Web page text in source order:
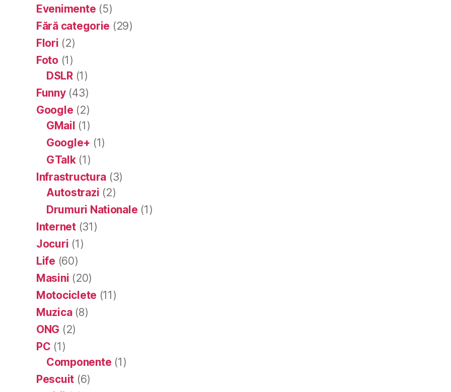
Evenimente (5)
Fără categorie (29)
Flori (2)
Foto(1)
DSLR(1)
Funny(43)
Google (2)
GMail (1)
Google+ (1)
GTalk(1)
Infrastructura (3)
Autostrazi (2)
Drumuri Nationale (1)
Internet(31)
Jocuri (1)
Life (60)
Masini (20)
Motociclete (11)
Muzica(8)
ONG (2)
PC (1)
Componente (1)
Pescuit (6)